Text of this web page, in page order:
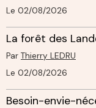
Le 02/08/2026
La forêt des
Par Thierry LEDRU
Le 02/08/2026
Besoin-envie-